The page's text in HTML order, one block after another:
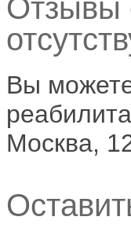
Отзывы
Вы
Москва,